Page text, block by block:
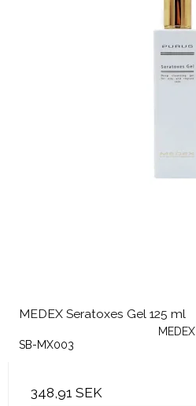
MEDEX Seratoxes Gel 125 ml
MEDEX
SB-MX003
348,91 SEK